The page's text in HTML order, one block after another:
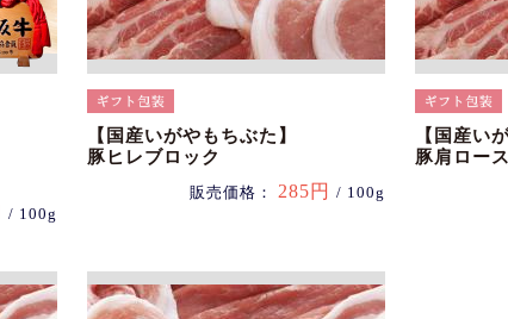
/ 100g
【国産いがやもちぶた】
豚ヒレブロック
販売価格： 285円 / 100g
【国産い
豚肩ロー